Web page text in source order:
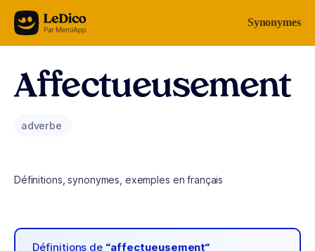
Aller au contenu Synonymes
Affectueusement
adverbe
Définitions, synonymes, exemples en français
Définitions de “affectueusement“